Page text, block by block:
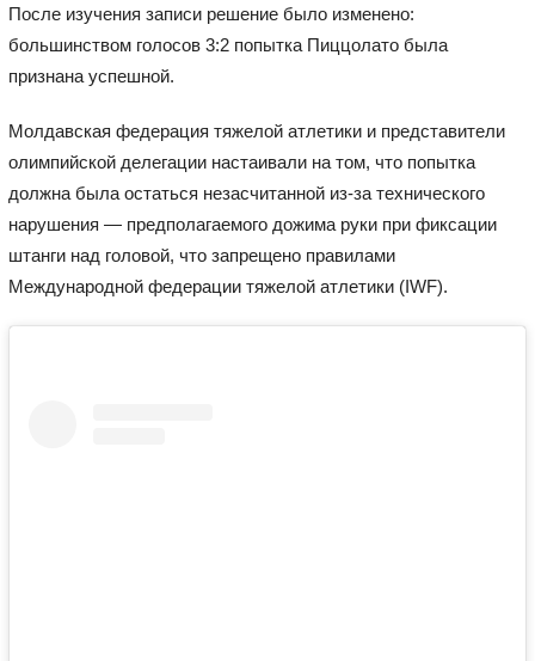
После изучения записи решение было изменено:
большинством голосов 3:2 попытка Пиццолато была
признана успешной.
Молдавская федерация тяжелой атлетики и представители
олимпийской делегации настаивали на том, что попытка
должна была остаться незасчитанной из-за технического
нарушения — предполагаемого дожима руки при фиксации
штанги над головой, что запрещено правилами
Международной федерации тяжелой атлетики (IWF).